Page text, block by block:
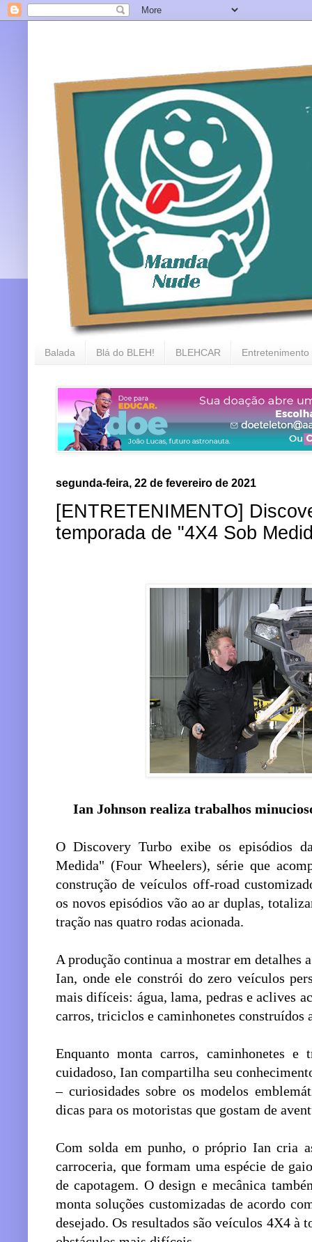
Balada Blá do BLEH! BLEHCAR Entretenimento
segunda-feira, 22 de fevereiro de 2021
[ENTRETENIMENTO]
temporada de "4X4 Sob
Ian Johnson realiza trabalhos
O Discovery Turbo exibe os episódios
Medida" (Four Wheelers), série que
construção de veículos off-road
os novos episódios vão ao ar duplas,
tração nas quatro rodas acionada.
A produção continua a mostrar em detalhes
Ian, onde ele constrói do zero veículos
mais difíceis: água, lama, pedras e aclives
carros, triciclos e caminhonetes construídos
Enquanto monta carros, caminhonetes
cuidadoso, Ian compartilha seu
– curiosidades sobre os modelos
dicas para os motoristas que gostam de
Com solda em punho, o próprio Ian cria
carroceria, que formam uma espécie de
de capotagem. O design e mecânica
monta soluções customizadas de acordo
desejado. Os resultados são veículos 4X4 à